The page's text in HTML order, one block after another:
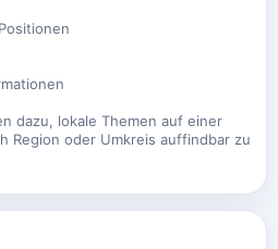
dazu, lokale Themen auf einer
Region oder Umkreis auffindbar zu